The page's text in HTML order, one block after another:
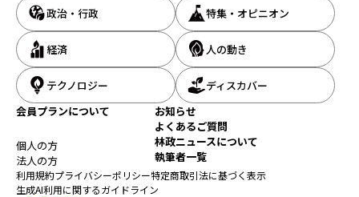
政治・行政 特集・オピニオン
経済 人の動き
テクノロジー
ディスカバー
会員プランについて
個人の方
法人の方
お知らせ
よくあるご質問
林政ニュースについて
執筆者一覧
利用規約プライバシーポリシー特定商取引法に基づく表示
生成AI利用に関するガイドライン